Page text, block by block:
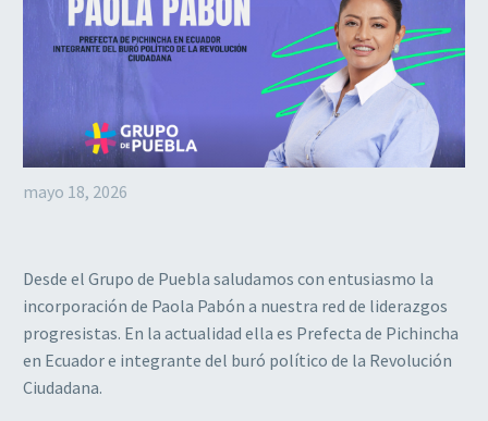
mayo 18, 2026
Desde el Grupo de Puebla saludamos con entusiasmo la
incorporación de Paola Pabón a nuestra red de liderazgos
progresistas. En la actualidad ella es Prefecta de Pichincha
en Ecuador e integrante del buró político de la Revolución
Ciudadana.